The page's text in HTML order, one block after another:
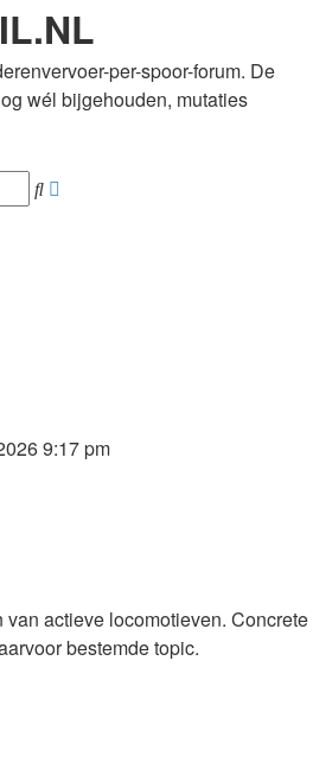
per-spoor-forum. De
wél bijgehouden, mutaties
Search
9:17 pm
actieve locomotieven. Concrete
bestemde topic.